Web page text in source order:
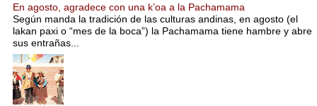
En agosto, agradece con una k’oa a la Pachamama
Según manda la tradición de las culturas andinas, en agosto (el
lakan paxi o “mes de la boca”) la Pachamama tiene hambre y abre
sus entrañas...